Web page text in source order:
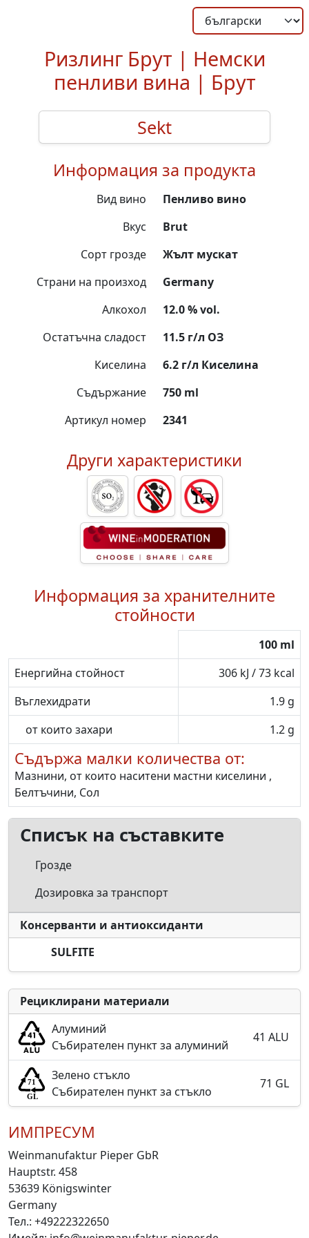
Ризлинг Брут | Немски
пенливи вина | Брут
Sekt
Информация за продукта
Вид вино
Пенливо вино
Вкус
Brut
Сорт грозде
Жълт мускат
Страни на произход
Germany
Алкохол
12.0 % vol.
Остатъчна сладост
11.5 г/л ОЗ
Киселина
6.2 г/л Киселина
Съдържание
750 ml
Артикул номер
2341
Други характеристики
Информация за хранителните
стойности
100 ml
Енергийна стойност
306 kJ / 73 kcal
Въглехидрати
1.9 g
от които захари
1.2 g
Съдържа малки количества от:
Мазнини, от които наситени мастни киселини ,
Белтъчини, Сол
Списък на съставките
Грозде
Дозировка за транспорт
Консерванти и антиоксиданти
SULFITE
Рециклирани материали
Алуминий
Събирателен пункт за алуминий
41 ALU
Зелено стъкло
Събирателен пункт за стъкло
71 GL
ИМПРЕСУМ
Weinmanufaktur Pieper GbR
Hauptstr. 458
53639 Königswinter
Germany
Тел.: +49222322650